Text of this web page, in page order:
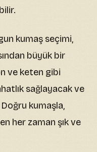
kumaş seçimi,
büyük bir
ve keten gibi
sağlayacak ve
kumaşla,
her zaman şık ve